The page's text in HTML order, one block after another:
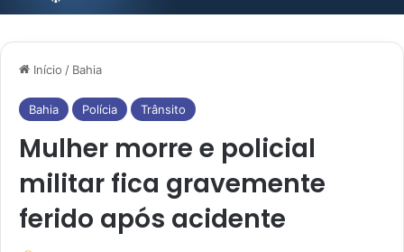
Início / Bahia
Bahia Polícia Trânsito
Mulher morre e policial
militar fica gravemente
ferido após acidente